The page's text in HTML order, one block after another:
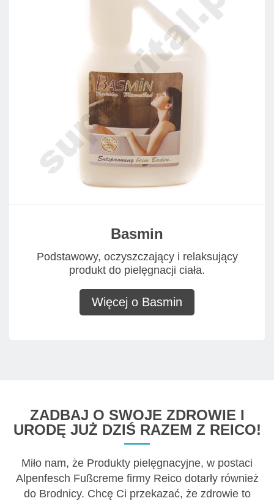
Basmin
Podstawowy, oczyszczający i relaksujący
produkt do pielęgnacji ciała.
Więcej o Basmin
ZADBAJ O SWOJE ZDROWIE I
URODĘ JUŻ DZIŚ RAZEM Z REICO!
Miło nam, że Produkty pielęgnacyjne, w postaci
Alpenfesch Fußcreme firmy Reico dotarły również
do Brodnicy. Chcę Ci przekazać, że zdrowie to